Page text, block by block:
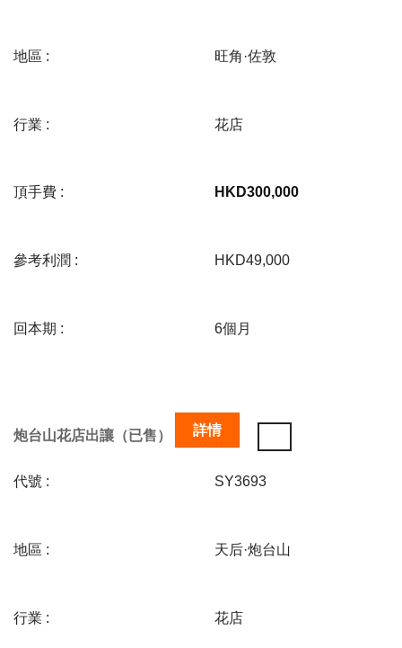
地區 : 旺角·佐敦
行業 : 花店
頂手費 : HKD300,000
參考利潤 : HKD49,000
回本期 : 6個月
炮台山花店出讓（已售） 詳情
代號 : SY3693
地區 : 天后·炮台山
行業 : 花店